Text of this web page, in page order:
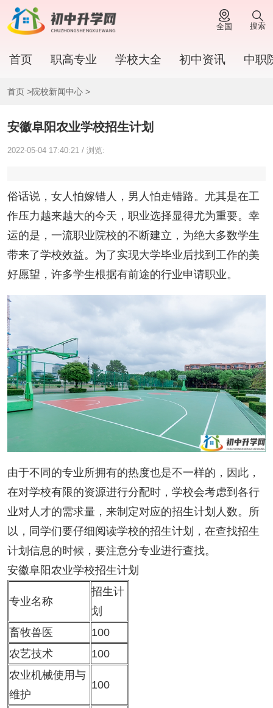
全国 搜索
首页 职高专业 学校大全 初中资讯 中职
首页 >院校新闻中心>
安徽阜阳农业学校招生计划
2022-05-04 17:40:21 / 浏览:
俗话说，女人怕嫁错人，男人怕走错路。尤其是在工
作压力越来越大的今天，职业选择显得尤为重要。幸
运的是，一流职业院校的不断建立，为绝大多数学生
带来了学校效益。为了实现大学毕业后找到工作的美
好愿望，许多学生根据有前途的行业申请职业。
由于不同的专业所拥有的热度也是不一样的，因此，
在对学校有限的资源进行分配时，学校会考虑到各行
业对人才的需求量，来制定对应的招生计划人数。所
以，同学们要仔细阅读学校的招生计划，在查找招生
计划信息的时候，要注意分专业进行查找。
安徽阜阳农业学校招生计划
专业名称
招生计
划
畜牧兽医
100
农艺技术
100
农业机械使用与
维护
100